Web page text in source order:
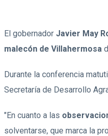
El gobernador Javier May
malecón de Villahermosa
Durante la conferencia
Secretaría de Desarrollo
"En cuanto a las
solventarse, que marca la